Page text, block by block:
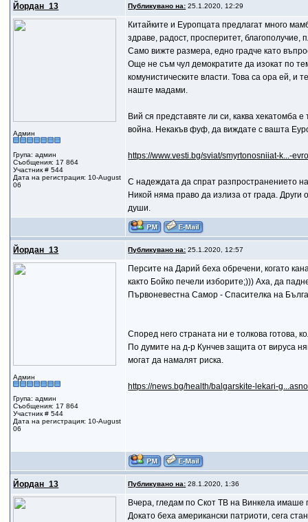
Йордан_13 Публикувано на: 25.1.2020, 12:29
Админ
Група: админ
Съобщения: 17 864
Участник # 544
Дата на регистрация: 10-August
06
Китайките и Еуропцата предлагат много
здраве, радост, просперитет, благополучие,
Само вижте размера, едно градче като
Още не съм чул демократите да изокат по
комунистическите власти. Това са ора ей, и
наште мадами.
Вий ся представяте ли си, каква хекатомба
война. Некакъв фуф, да виждате с вашта
https://www.vesti.bg/sviat/smyrtonosniiat-k...-
С надеждата да спрат разпространението
Никой няма право да излиза от града.
души.
Йордан_13 Публикувано на: 25.1.2020, 12:57
Админ
Група: админ
Съобщения: 17 864
Участник # 544
Дата на регистрация: 10-August
06
Персите на Дарий беха обречени, когато
както Бойко печели изборите;))) Аха, да
Първоневестна Самор - Спасителка на
Според него страната ни е толкова готова,
По думите на д-р Кунчев защита от вируса
могат да намалят риска.
https://news.bg/health/balgarskite-lekari-
Йордан_13 Публикувано на: 28.1.2020, 1:36
Вчера, гледам по Скот ТВ на Винкела
Докато беха американски патриоти, сега